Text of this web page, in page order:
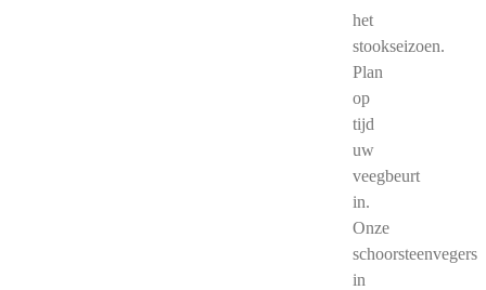
het
stookseizoen.
Plan
op
tijd
uw
veegbeurt
in.
Onze
schoorsteenvegers
in